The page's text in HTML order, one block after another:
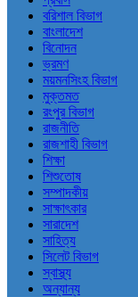
বরিশাল বিভাগ
বাংলাদেশ
বিনোদন
ভ্রমণ
ময়মনসিংহ বিভাগ
মুক্তমত
রংপুর বিভাগ
রাজনীতি
রাজশাহী বিভাগ
শিক্ষা
শিশুতোষ
সম্পাদকীয়
সাক্ষাৎকার
সারাদেশ
সাহিত্য
সিলেট বিভাগ
স্বাস্থ্য
অন্যান্য